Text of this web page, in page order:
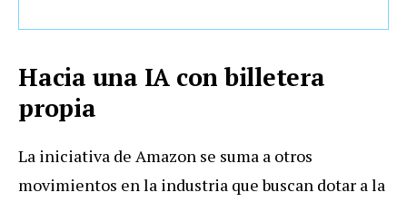
Hacia una IA con billetera
propia
La iniciativa de Amazon se suma a otros
movimientos en la industria que buscan dotar a la